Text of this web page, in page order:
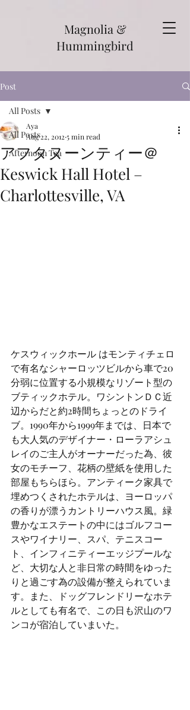
Magnolia &
Hummingbird
Post
All Posts
Afternoon Tea
All Posts
アフタヌーンティー＠
Keswick Hall Hotel –
Charlottesville, VA
Aya
Aug 22, 2012 5 min read
ケスウィックホール はモンティチェロ
で有名なシャーロッツビルから車で20
分弱に位置する小規模なリゾート型の
ブティックホテル。ワシントンＤＣ近
辺からだと約2時間ちょっとのドライ
ブ。1990年から1999年までは、日本で
も大人気のデザイナー・ローラアシュ
レイのご主人がオーナーだった為、彼
女のモチーフ、花柄の壁紙を使用した
部屋もちらほら。アンティーク家具で
埋めつくされたホテルは、ヨーロッパ
の香りが漂うカントリーハウス風。緑
豊かなエステートの中にはゴルフコー
スやワイナリー、スパ、テニスコー
ト、インフィニティーエッジプールな
ど、大切な人と非日常の時間をゆった
りと過ごす為の設備が整えられていま
す。また、ドッグフレンドリーなホテ
ルとしても有名で、この日も沢山のワ
ンコが宿泊していまいた。